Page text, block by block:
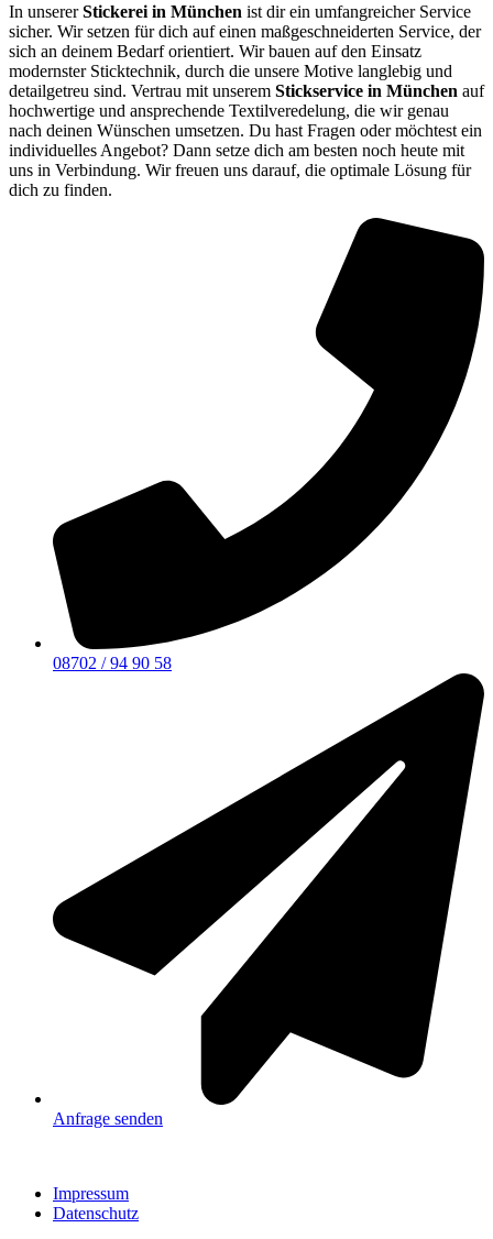
In unsererStickerei in München ist dir ein umfangreicher Service
sicher. Wir setzen für dich auf einen maßgeschneiderten Service, der
sich an deinem Bedarf orientiert. Wir bauen auf den Einsatz
modernster Sticktechnik, durch die unsere Motive langlebig und
detailgetreu sind. Vertrau mit unserem Stickservice in München auf
hochwertige und ansprechende Textilveredelung, die wir genau
nach deinen Wünschen umsetzen. Du hast Fragen oder möchtest ein
individuelles Angebot? Dann setze dich am besten noch heute mit
uns in Verbindung. Wir freuen uns darauf, die optimale Lösung für
dich zu finden.
08702 / 94 90 58
Anfrage senden
Impressum
Datenschutz